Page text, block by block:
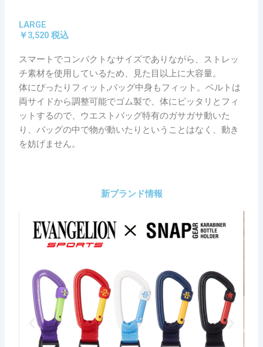
LARGE
￥3,520 税込
スマートでコンパクトなサイズでありながら、ストレッ
チ素材を使用しているため、見た目以上に大容量。
体にぴったりフィット,バッグ中身もフィット。ベルトは
両サイドから調整可能でゴム製で、体にピッタリとフィ
ットするので、ウエストバッグ特有のガサガサ動いた
り、バッグの中で物が動いたりということはなく、動き
を妨げません。
新ブランド情報